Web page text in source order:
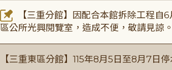
【三重分館】因配合本館拆除工程自
區公所光興閱覽室，造成不便，敬請見諒。
【三重東區分館】115年8月5日至8月7日